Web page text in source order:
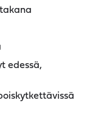
edessä,